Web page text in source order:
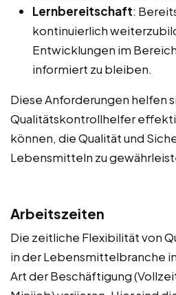
Lernbereitschaft:
kontinuierlich
Entwicklungen im
informiert zu bleiben.
Diese Anforderungen helfen
Qualitätskontrollhelfer
können, die Qualität und
Lebensmitteln zu
Arbeitszeiten
Die zeitliche Flexibilität von
in der Lebensmittelbranche
Art der Beschäftigung